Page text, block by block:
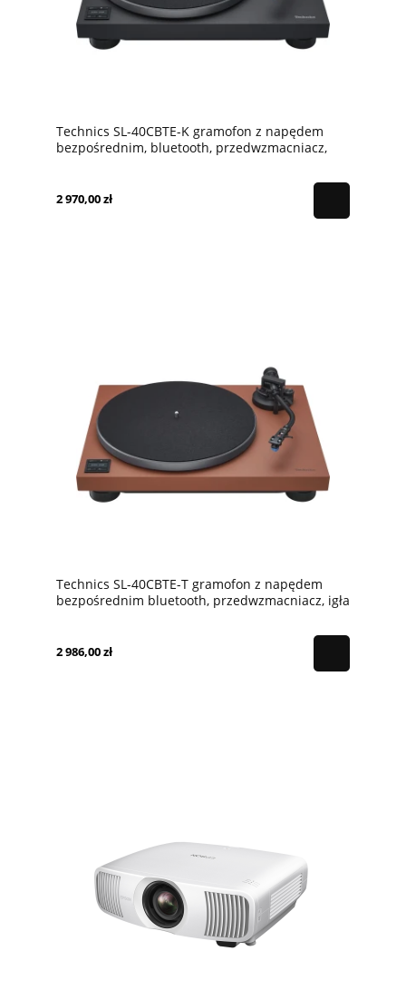
Technics SL-40CBTE-K gramofon z napędem
bezpośrednim, bluetooth, przedwzmacniacz,
2 970,00 zł
Technics SL-40CBTE-T gramofon z napędem
bezpośrednim bluetooth, przedwzmacniacz, igła
2 986,00 zł